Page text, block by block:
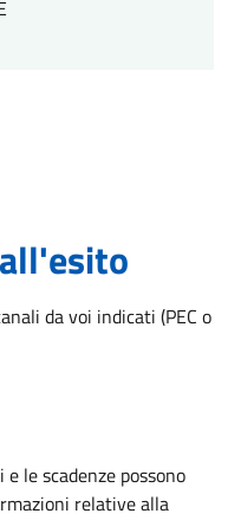
da voi indicati (PEC o
le scadenze possono
relative alla